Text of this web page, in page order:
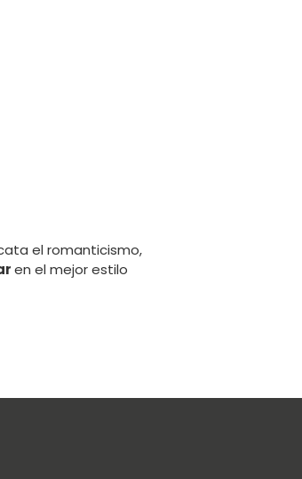
el romanticismo,
en el mejor estilo